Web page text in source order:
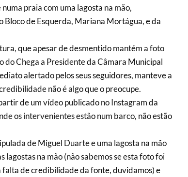
praia com uma lagosta na mão,
Bloco de Esquerda, Mariana Mortágua, e da
que apesar de desmentido mantém a foto
do Chega a Presidente da Câmara Municipal
alertado pelos seus seguidores, manteve a
não é algo que o preocupe.
de um vídeo publicado no Instagram da
os intervenientes estão num barco, não estão
de Miguel Duarte e uma lagosta na mão
lagostas na mão (não sabemos se esta foto foi
falta de credibilidade da fonte, duvidamos) e